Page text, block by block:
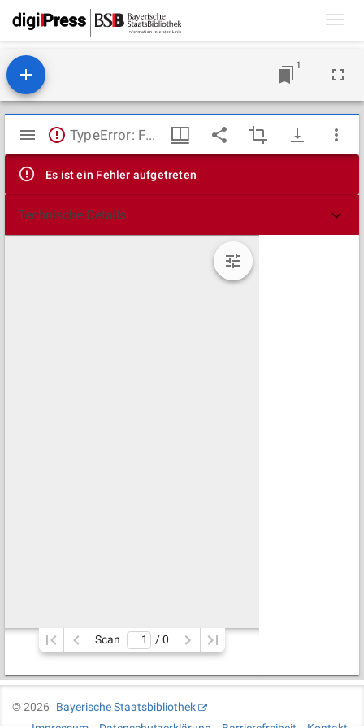
1
Mirador
Viewer
TypeError: Failed to fetch
Es ist ein Fehler aufgetreten
Technische Details
Scan / 0
©2026
Bayerische Staatsbibliothek